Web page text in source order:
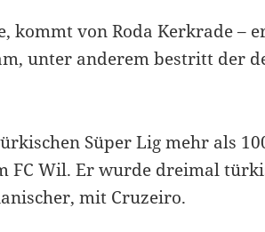
kommt von Roda Kerkrade –
unter anderem bestritt der
Süper Lig mehr als
FC Wil. Er wurde dreimal
mit Cruzeiro.